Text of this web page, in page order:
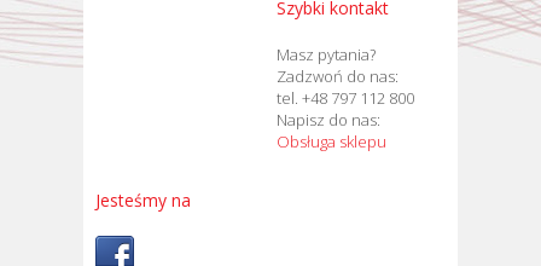
Szybki kontakt
Masz pytania?
Zadzwoń do nas:
tel. +48 797 112 800
Napisz do nas:
Obsługa sklepu
Jesteśmy na